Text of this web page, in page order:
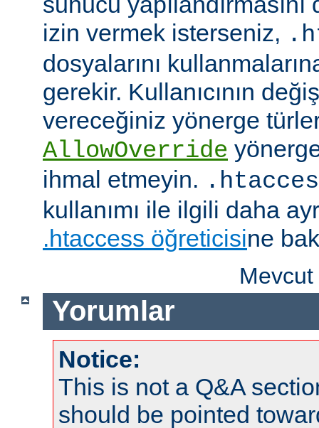
izin vermek isterseniz,
dosyalarını
gerekir. Kullanıcının
vereceğiniz yönerge
AllowOverride
ihmal etmeyin.
kullanımı ile ilgili daha
.htaccess öğreticisine
Yorumlar
Notice:
This is not a Q&A
should be pointed